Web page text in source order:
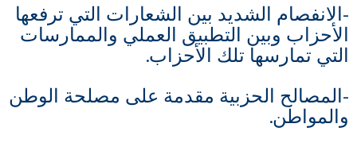
-الانفصام الشديد بين الشعارات التي ترفعها
الأحزاب وبين التطبيق العملي والممارسات
التي تمارسها تلك الأحزاب.
-المصالح الحزبية مقدمة على مصلحة الوطن
والمواطن.